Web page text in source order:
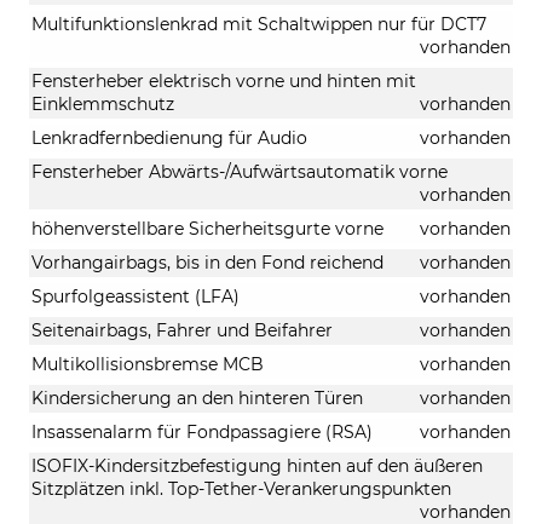
Multifunktionslenkrad mit Schaltwippen nur für DCT7
vorhanden
Fensterheber elektrisch vorne und hinten mit
Einklemmschutz
vorhanden
Lenkradfernbedienung für Audio
vorhanden
Fensterheber Abwärts-/Aufwärtsautomatik vorne
vorhanden
höhenverstellbare Sicherheitsgurte vorne
vorhanden
Vorhangairbags, bis in den Fond reichend
vorhanden
Spurfolgeassistent (LFA)
vorhanden
Seitenairbags, Fahrer und Beifahrer
vorhanden
Multikollisionsbremse MCB
vorhanden
Kindersicherung an den hinteren Türen
vorhanden
Insassenalarm für Fondpassagiere (RSA)
vorhanden
ISOFIX-Kindersitzbefestigung hinten auf den äußeren
Sitzplätzen inkl. Top-Tether-Verankerungspunkten
vorhanden